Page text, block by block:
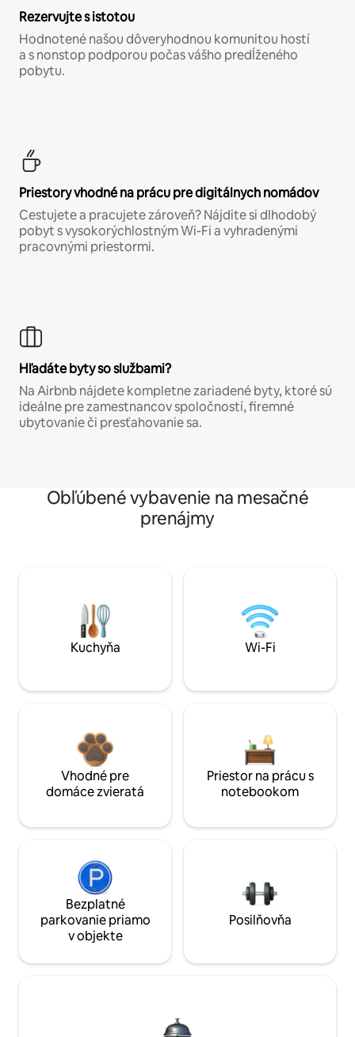
Rezervujte s istotou
Hodnotené našou dôveryhodnou komunitou hostí
a s nonstop podporou počas vášho predĺženého
pobytu.
Priestory vhodné na prácu pre digitálnych nomádov
Cestujete a pracujete zároveň? Nájdite si dlhodobý
pobyt s vysokorýchlostným Wi-Fi a vyhradenými
pracovnými priestormi.
Hľadáte byty so službami?
Na Airbnb nájdete kompletne zariadené byty, ktoré sú
ideálne pre zamestnancov spoločností, firemné
ubytovanie či presťahovanie sa.
Obľúbené vybavenie na mesačné
prenájmy
Kuchyňa Wi-Fi
Vhodné pre
domáce zvieratá
Priestor na prácu s
notebookom
Bezplatné
parkovanie priamo
v objekte
Posilňovňa